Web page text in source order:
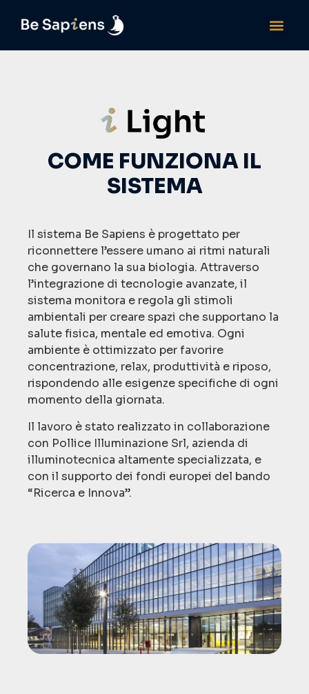
COME FUNZIONA IL
SISTEMA
Il sistema Be Sapiens è progettato per
riconnettere l’essere umano ai ritmi naturali
che governano la sua biologia. Attraverso
l’integrazione di tecnologie avanzate, il
sistema monitora e regola gli stimoli
ambientali per creare spazi che supportano la
salute fisica, mentale ed emotiva. Ogni
ambiente è ottimizzato per favorire
concentrazione, relax, produttività e riposo,
rispondendo alle esigenze specifiche di ogni
momento della giornata.
Il lavoro è stato realizzato in collaborazione
con Pollice Illuminazione Srl, azienda di
illuminotecnica altamente specializzata, e
con il supporto dei fondi europei del bando
“Ricerca e Innova”.